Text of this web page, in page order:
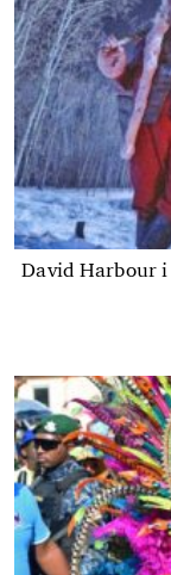
David Harbour